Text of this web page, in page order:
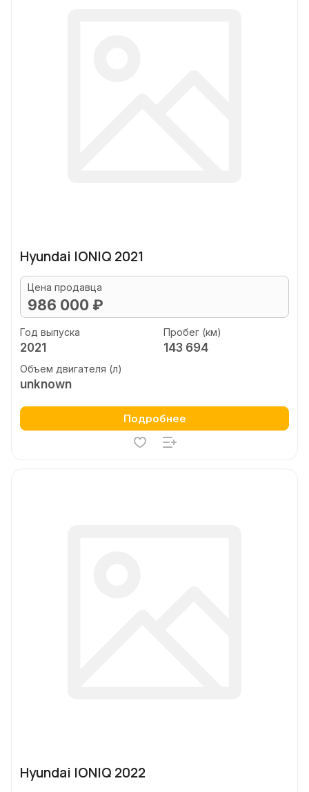
Hyundai IONIQ 2021
Цена продавца
986 000 ₽
Год выпуска
2021
Пробег (км)
143 694
Объем двигателя (л)
unknown
Подробнее
Hyundai IONIQ 2022